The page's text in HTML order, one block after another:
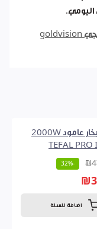
مكوى بخار عمود بنفسجي goldvision
مكوى بخار عامود 2000W
TEFAL PRO
-32%
اضافة للسلة